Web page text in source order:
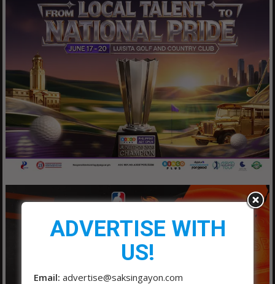
ADVERTISE WITH
US!
Email: advertise@saksingayon.com